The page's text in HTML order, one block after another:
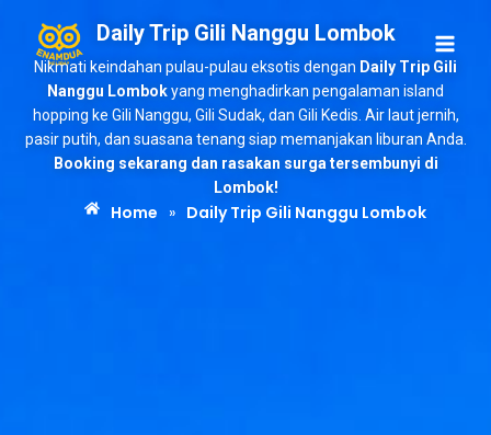
Daily Trip Gili Nanggu Lombok
Nikmati keindahan pulau-pulau eksotis dengan Daily Trip Gili
Nanggu Lombokyang menghadirkan pengalaman island
hopping ke Gili Nanggu, Gili Sudak, dan Gili Kedis. Air laut jernih,
pasir putih, dan suasana tenang siap memanjakan liburan Anda.
Booking sekarang dan rasakan surga tersembunyi di
Lombok!
Home » Daily Trip Gili Nanggu Lombok